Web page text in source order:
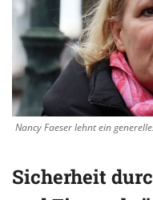
Nancy Faeser lehnt ein
Sicherheit